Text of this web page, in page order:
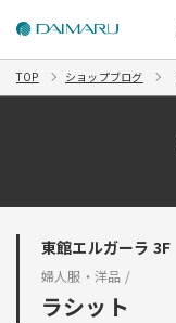
TOP ショップブログ
東館エルガーラ 3F
婦人服・洋品 /
ラシット